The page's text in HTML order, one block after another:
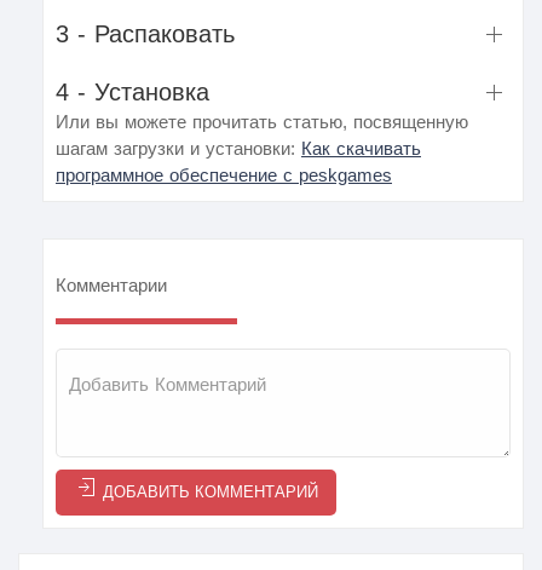
3 - Распаковать
4 - Установка
Или вы можете прочитать статью, посвященную
шагам загрузки и установки: Как скачивать
программное обеспечение с peskgames
Комментарии
ДОБАВИТЬ КОММЕНТАРИЙ